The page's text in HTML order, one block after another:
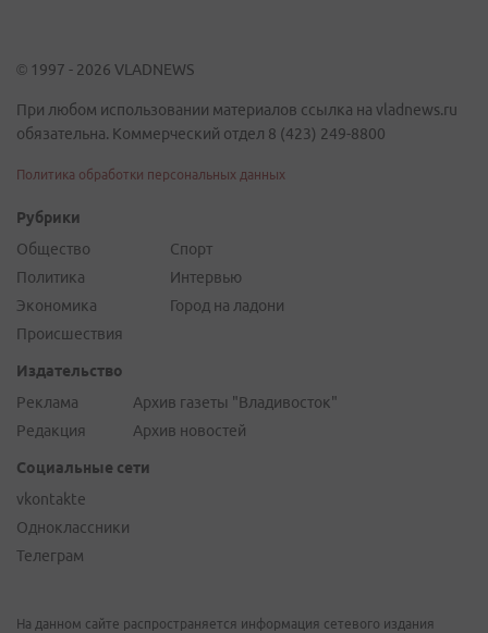
© 1997 - 2026 VLADNEWS
При любом использовании материалов ссылка на vladnews.ru
обязательна. Коммерческий отдел 8 (423) 249-8800
Политика обработки персональных данных
Рубрики
Общество
Политика
Экономика
Происшествия
Спорт
Интервью
Город на ладони
Издательство
Реклама
Редакция
Архив газеты "Владивосток"
Архив новостей
Социальные сети
vkontakte
Одноклассники
Телеграм
На данном сайте распространяется информация сетевого издания